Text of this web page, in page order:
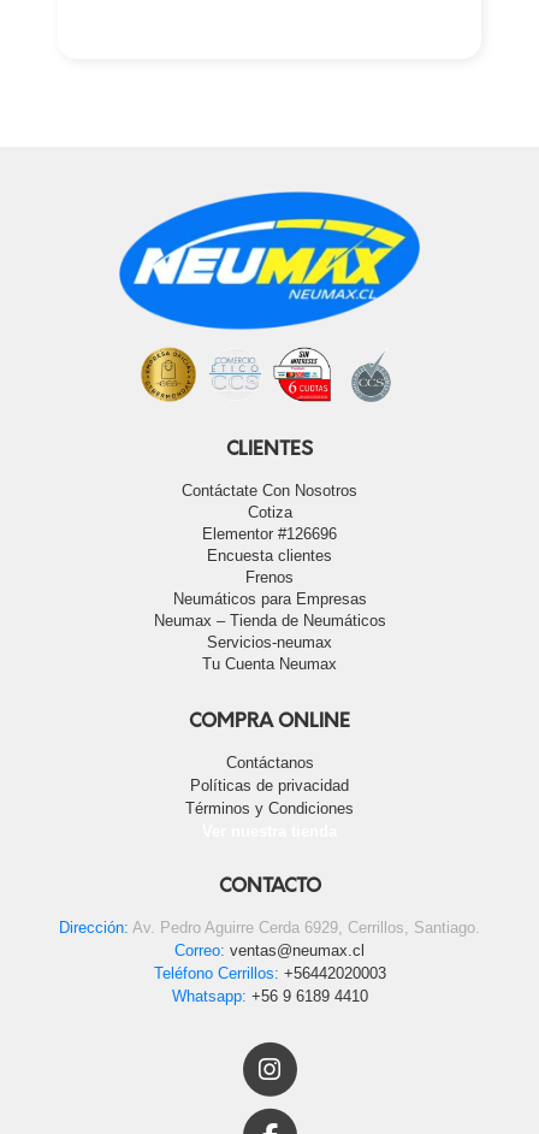
CLIENTES
Contáctate Con Nosotros
Cotiza
Elementor #126696
Encuesta clientes
Frenos
Neumáticos para Empresas
Neumax – Tienda de Neumáticos
Servicios-neumax
Tu Cuenta Neumax
COMPRA ONLINE
Contáctanos
Políticas de privacidad
Términos y Condiciones
CONTACTO
Dirección: Av. Pedro Aguirre Cerda 6929, Cerrillos, Santiago.
Correo: ventas@neumax.cl
Teléfono Cerrillos: +56442020003
Whatsapp: +56 9 6189 4410